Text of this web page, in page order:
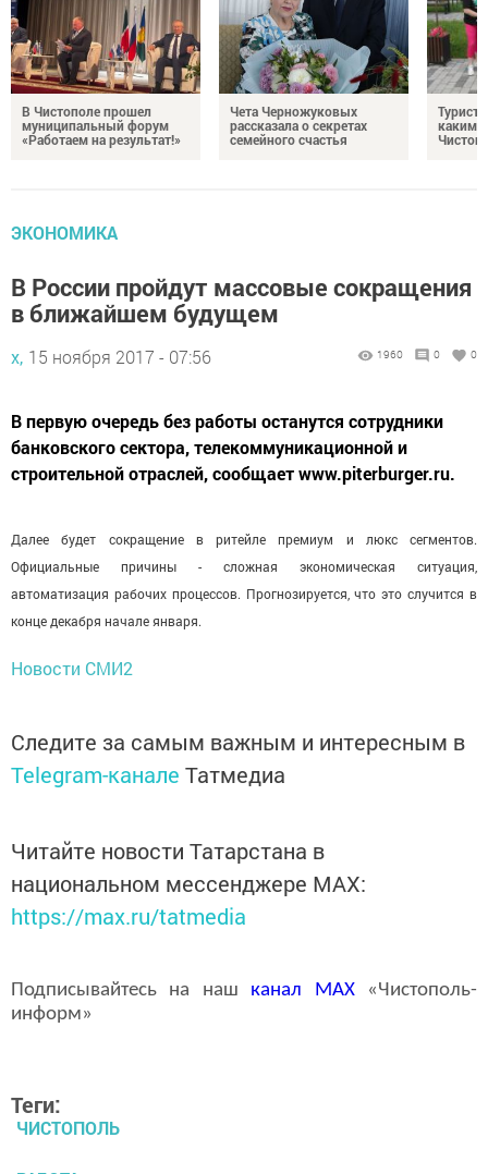
В Чистополе прошел
муниципальный форум
«Работаем на результат!»
Чета Черножуковых
рассказала о секретах
семейного счастья
каким
ЭКОНОМИКА
В России пройдут массовые сокращения
в ближайшем будущем
х, 15 ноября 2017 - 07:56 1960 0 0
В первую очередь без работы останутся сотрудники
банковского сектора, телекоммуникационной и
строительной отраслей, сообщает www.piterburger.ru.
Далее будет сокращение в ритейле премиум и люкс сегментов.
Официальные причины - сложная экономическая ситуация,
автоматизация рабочих процессов. Прогнозируется, что это случится в
конце декабря начале января.
Новости СМИ2
Следите за самым важным и интересным в
Telegram-канале Татмедиа
Читайте новости Татарстана в
национальном мессенджере MАХ:
https://max.ru/tatmedia
Подписывайтесь на наш канал MAX«Чистополь-
информ»
Теги:
ЧИСТОПОЛЬ